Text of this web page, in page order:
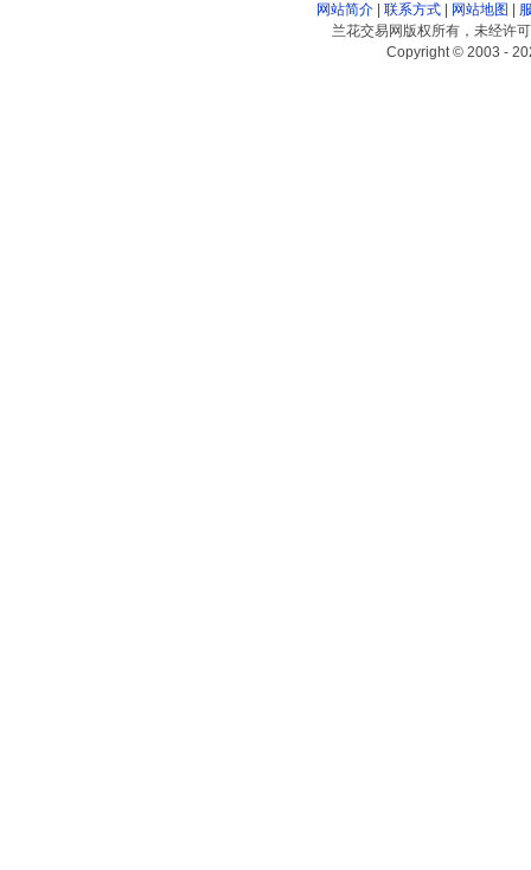
网站简介| 联系方式| 网站地图
兰花交易网版权所有，未经许
Copyright © 2003 -